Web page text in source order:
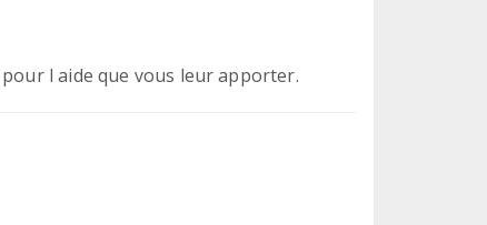
l aide que vous leur apporter.